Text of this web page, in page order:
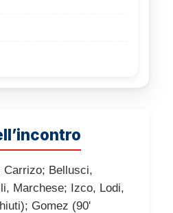
Carrizo; Bellusci,
Marchese; Izco, Lodi,
Gomez (90'